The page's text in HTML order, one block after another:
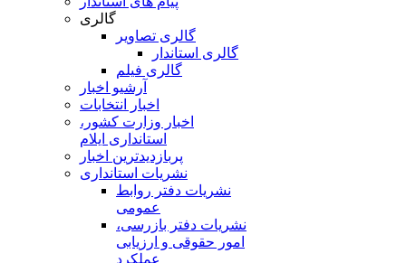
گالری
گالری تصاویر
گالری استاندار
گالری فیلم
آرشیو اخبار
اخبار انتخابات
اخبار وزارت کشور،
استانداری ایلام
پربازدیدترین اخبار
نشریات استانداری
نشریات دفتر روابط
عمومی
نشريات دفتر بازرسی،
امور حقوقی و ارزيابی
عملکرد